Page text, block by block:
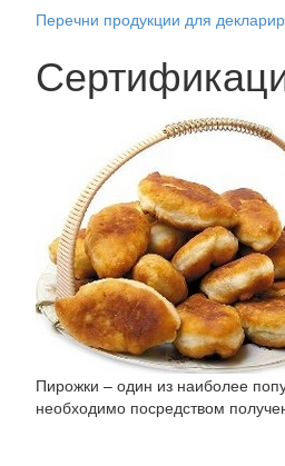
Перечни продукции для
Пирожки – один из наиболее
необходимо посредством